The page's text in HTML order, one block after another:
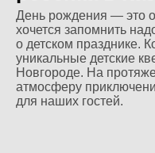
День рождения — это
хочется запомнить
о детском празднике.
уникальные детские
Новгороде. На
атмосферу
для наших гостей.